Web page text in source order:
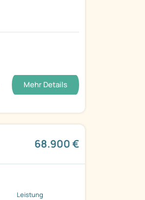
Mehr Details
68.900 €
Leistung